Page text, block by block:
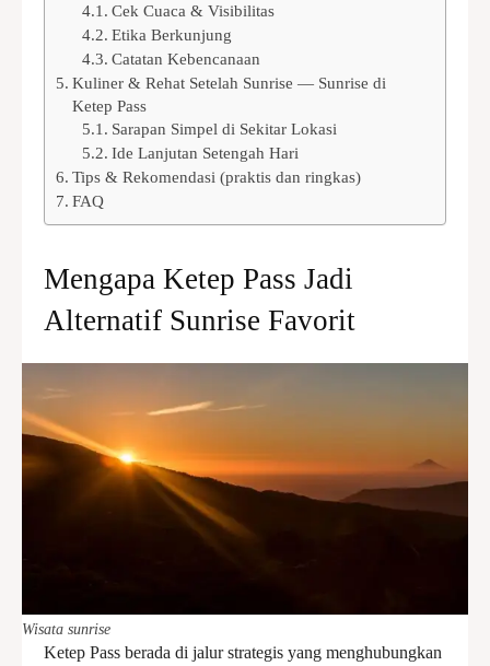
Cek Cuaca & Visibilitas
Etika Berkunjung
Catatan Kebencanaan
Kuliner & Rehat Setelah Sunrise — Sunrise di
Ketep Pass
Sarapan Simpel di Sekitar Lokasi
Ide Lanjutan Setengah Hari
Tips & Rekomendasi (praktis dan ringkas)
FAQ
Mengapa Ketep Pass Jadi
Alternatif Sunrise Favorit
Wisata sunrise
Ketep Pass berada di jalur strategis yang menghubungkan